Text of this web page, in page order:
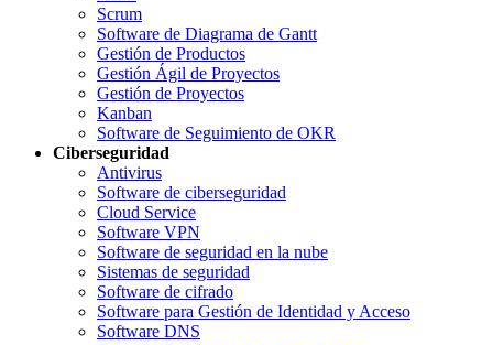
Scrum
Software de Diagrama de Gantt
Gestión de Productos
Gestión Ágil de Proyectos
Gestión de Proyectos
Kanban
Software de Seguimiento de OKR
Ciberseguridad
Antivirus
Software de ciberseguridad
Cloud Service
Software VPN
Software de seguridad en la nube
Sistemas de seguridad
Software de cifrado
Software para Gestión de Identidad y Acceso
Software DNS